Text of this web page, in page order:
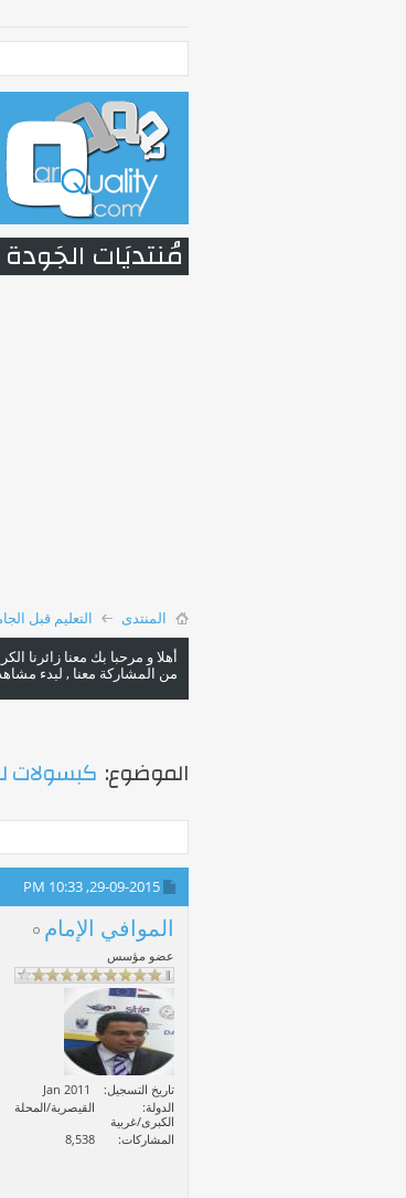
مُنتديَات الجَودة
المنتدى التعليم قبل
أهلا و مرحبا بك معنا زائرنا
من المشاركة معنا , لبدء
الموضوع: كبسولات
29-09-2015,
10:33 PM
الموافي الإمام
عضو مؤسس
تاريخ التسجيل
Jan 2011
الدولة
القيصرية/المحلة
الكبرى/غربية
المشاركات
8,538